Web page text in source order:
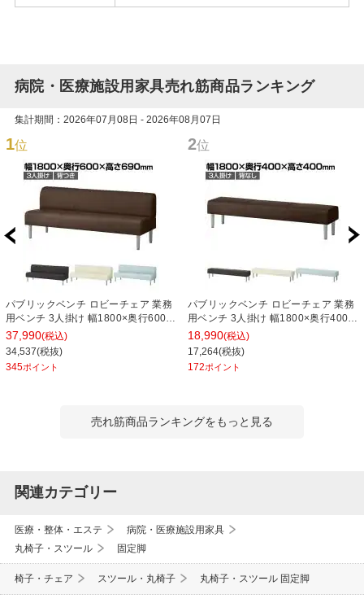
病院・医療施設用家具売れ筋商品ランキング
集計期間：2026年07月08日 - 2026年08月07日
1位
パブリックベンチ ロビーチェア 業務
用ベンチ 3人掛け 幅1800×奥行600×
高さ690×座高400mm 背つき レザー
37,990(税込)
34,537(税抜)
345ポイント
2位
パブリックベンチ ロビーチェア 業務
用ベンチ 3人掛け 幅1800×奥行400×
高さ400×座高400mm 背なし レザー
18,990(税込)
17,264(税抜)
172ポイント
売れ筋商品ランキングをもっと見る
関連カテゴリー
医療・整体・エステ
病院・医療施設用家具
丸椅子・スツール
固定脚
椅子・チェア スツール・丸椅子 丸椅子・スツール 固定脚